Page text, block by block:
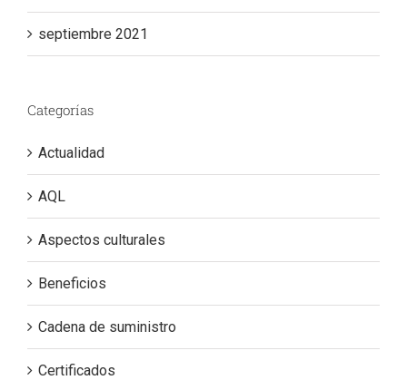
septiembre 2021
Categorías
Actualidad
AQL
Aspectos culturales
Beneficios
Cadena de suministro
Certificados